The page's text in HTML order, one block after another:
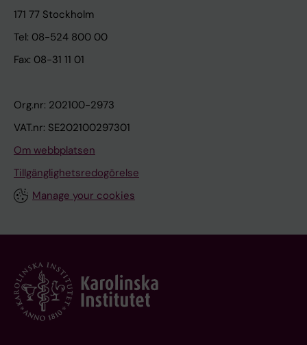
171 77 Stockholm
Tel: 08-524 800 00
Fax: 08-31 11 01
Org.nr: 202100-2973
VAT.nr: SE202100297301
Om webbplatsen
Tillgänglighetsredogörelse
Manage your cookies